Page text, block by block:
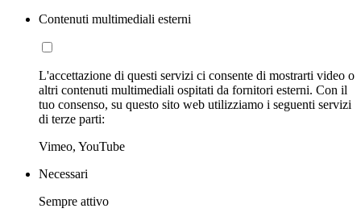
Contenuti multimediali esterni
L'accettazione di questi servizi ci consente di mostrarti video o
altri contenuti multimediali ospitati da fornitori esterni. Con il
tuo consenso, su questo sito web utilizziamo i seguenti servizi
di terze parti:
Vimeo, YouTube
Necessari
Sempre attivo